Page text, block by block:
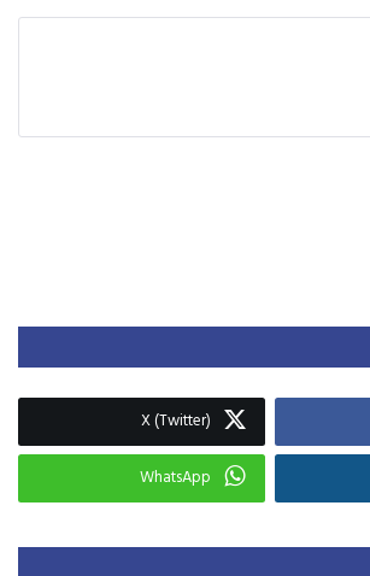
X (Twitter)
WhatsApp